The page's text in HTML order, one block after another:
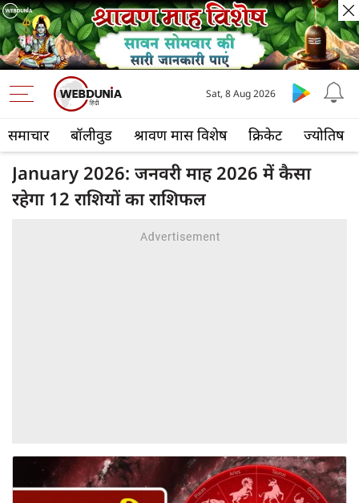
समाचार बॉलीवुड श्रावण मास विशेष क्रिकेट ज्योतिष
Sat, 8 Aug 2026
January 2026: जनवरी माह 2026 में कैसा
रहेगा 12 राशियों का राशिफल